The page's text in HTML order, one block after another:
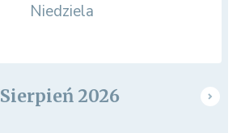
Niedziela
Sierpień 2026